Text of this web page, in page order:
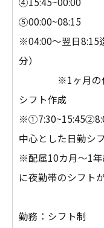
⑤00:00~08:15
※04:00～翌日8:15
※1ヶ月の休み
シフト作成
中心とした日勤シ
※配属10カ月～1
に夜勤帯のシフト
勤務：シフト制